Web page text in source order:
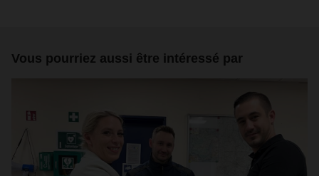
Vous pourriez aussi être intéressé par